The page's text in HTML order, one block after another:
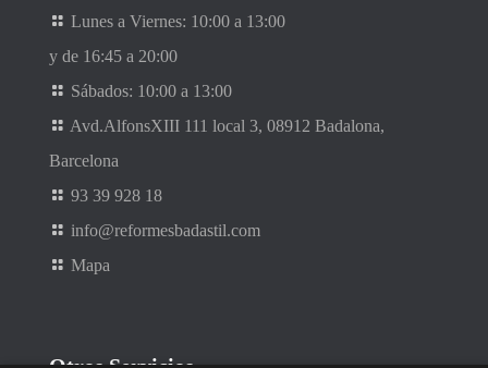
Lunes a Viernes: 10:00 a 13:00
y de 16:45 a 20:00
Sábados: 10:00 a 13:00
Avd.AlfonsXIII 111 local 3, 08912 Badalona,
Barcelona
93 39 928 18
info@reformesbadastil.com
Mapa